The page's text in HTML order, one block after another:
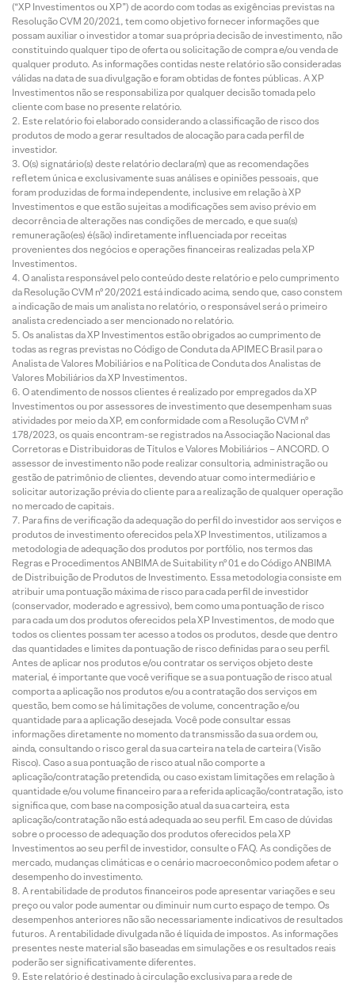
(“XP Investimentos ou XP”) de acordo com todas as exigências previstas na
Resolução CVM 20/2021, tem como objetivo fornecer informações que
possam auxiliar o investidor a tomar sua própria decisão de investimento, não
constituindo qualquer tipo de oferta ou solicitação de compra e/ou venda de
qualquer produto. As informações contidas neste relatório são consideradas
válidas na data de sua divulgação e foram obtidas de fontes públicas. A XP
Investimentos não se responsabiliza por qualquer decisão tomada pelo
cliente com base no presente relatório.
Este relatório foi elaborado considerando a classificação de risco dos
produtos de modo a gerar resultados de alocação para cada perfil de
investidor.
O(s) signatário(s) deste relatório declara(m) que as recomendações
refletem única e exclusivamente suas análises e opiniões pessoais, que
foram produzidas de forma independente, inclusive em relação à XP
Investimentos e que estão sujeitas a modificações sem aviso prévio em
decorrência de alterações nas condições de mercado, e que sua(s)
remuneração(es) é(são) indiretamente influenciada por receitas
provenientes dos negócios e operações financeiras realizadas pela XP
Investimentos.
O analista responsável pelo conteúdo deste relatório e pelo cumprimento
da Resolução CVM nº 20/2021 está indicado acima, sendo que, caso constem
a indicação de mais um analista no relatório, o responsável será o primeiro
analista credenciado a ser mencionado no relatório.
Os analistas da XP Investimentos estão obrigados ao cumprimento de
todas as regras previstas no Código de Conduta da APIMEC Brasil para o
Analista de Valores Mobiliários e na Política de Conduta dos Analistas de
Valores Mobiliários da XP Investimentos.
O atendimento de nossos clientes é realizado por empregados da XP
Investimentos ou por assessores de investimento que desempenham suas
atividades por meio da XP, em conformidade com a Resolução CVM nº
178/2023, os quais encontram-se registrados na Associação Nacional das
Corretoras e Distribuidoras de Títulos e Valores Mobiliários – ANCORD. O
assessor de investimento não pode realizar consultoria, administração ou
gestão de patrimônio de clientes, devendo atuar como intermediário e
solicitar autorização prévia do cliente para a realização de qualquer operação
no mercado de capitais.
Para fins de verificação da adequação do perfil do investidor aos serviços e
produtos de investimento oferecidos pela XP Investimentos, utilizamos a
metodologia de adequação dos produtos por portfólio, nos termos das
Regras e Procedimentos ANBIMA de Suitability nº 01 e do Código ANBIMA
de Distribuição de Produtos de Investimento. Essa metodologia consiste em
atribuir uma pontuação máxima de risco para cada perfil de investidor
(conservador, moderado e agressivo), bem como uma pontuação de risco
para cada um dos produtos oferecidos pela XP Investimentos, de modo que
todos os clientes possam ter acesso a todos os produtos, desde que dentro
das quantidades e limites da pontuação de risco definidas para o seu perfil.
Antes de aplicar nos produtos e/ou contratar os serviços objeto deste
material, é importante que você verifique se a sua pontuação de risco atual
comporta a aplicação nos produtos e/ou a contratação dos serviços em
questão, bem como se há limitações de volume, concentração e/ou
quantidade para a aplicação desejada. Você pode consultar essas
informações diretamente no momento da transmissão da sua ordem ou,
ainda, consultando o risco geral da sua carteira na tela de carteira (Visão
Risco). Caso a sua pontuação de risco atual não comporte a
aplicação/contratação pretendida, ou caso existam limitações em relação à
quantidade e/ou volume financeiro para a referida aplicação/contratação, isto
significa que, com base na composição atual da sua carteira, esta
aplicação/contratação não está adequada ao seu perfil. Em caso de dúvidas
sobre o processo de adequação dos produtos oferecidos pela XP
Investimentos ao seu perfil de investidor, consulte o FAQ. As condições de
mercado, mudanças climáticas e o cenário macroeconômico podem afetar o
desempenho do investimento.
A rentabilidade de produtos financeiros pode apresentar variações e seu
preço ou valor pode aumentar ou diminuir num curto espaço de tempo. Os
desempenhos anteriores não são necessariamente indicativos de resultados
futuros. A rentabilidade divulgada não é líquida de impostos. As informações
presentes neste material são baseadas em simulações e os resultados reais
poderão ser significativamente diferentes.
Este relatório é destinado à circulação exclusiva para a rede de